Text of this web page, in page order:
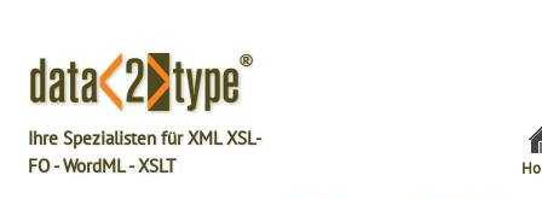
Ihre Spezialisten für XML XSL-
FO - WordML - XSLT